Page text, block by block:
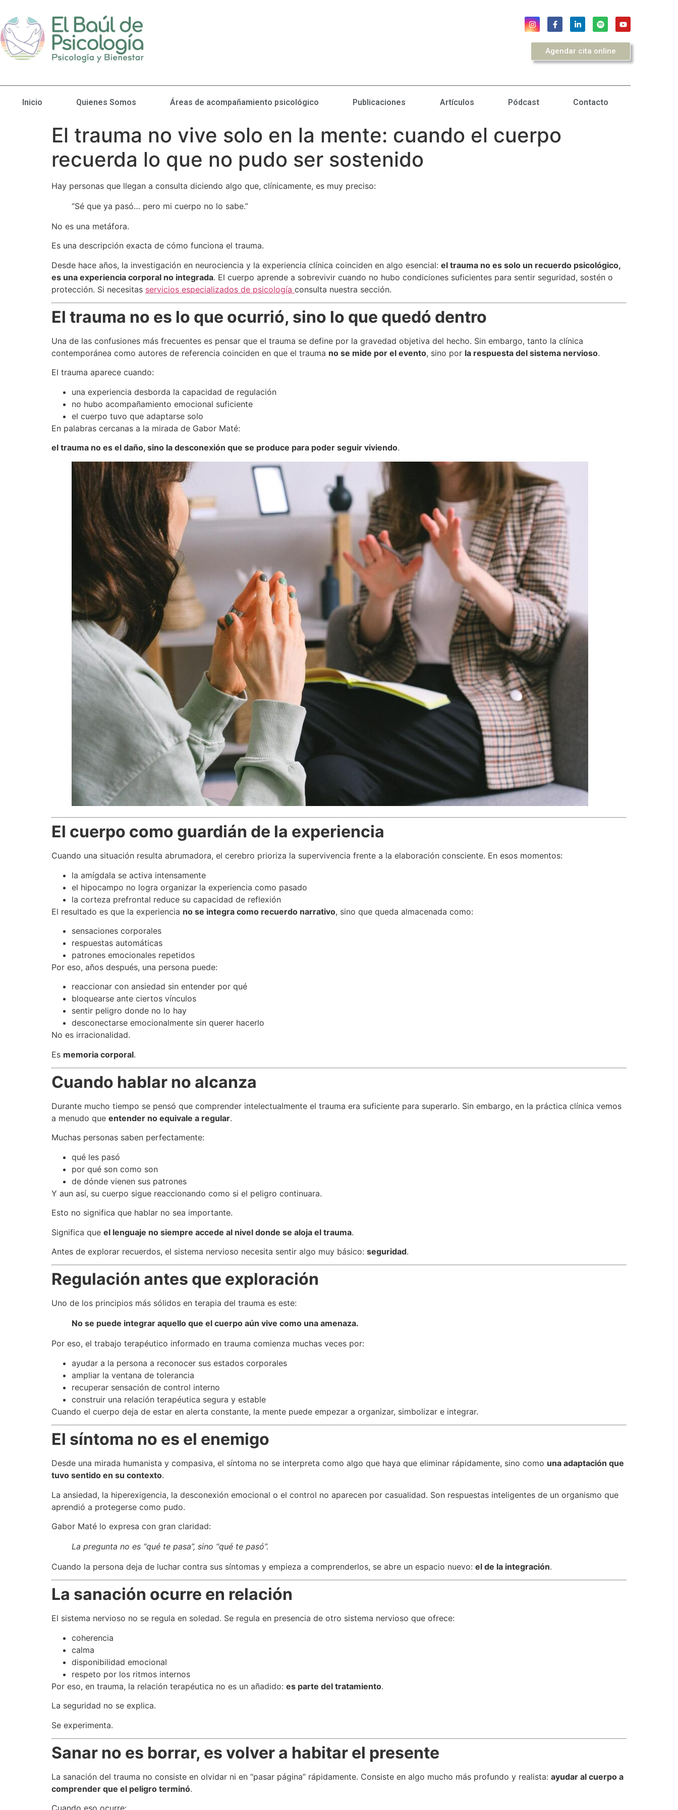
Agendar cita online
Inicio Quienes Somos Áreas de acompañamiento psicológico Publicaciones Artículos Pódcast Contacto
El trauma no vive solo en la mente: cuando el cuerpo
recuerda lo que no pudo ser sostenido
Hay personas que llegan a consulta diciendo algo que, clínicamente, es muy preciso:
“Sé que ya pasó… pero mi cuerpo no lo sabe.”
No es una metáfora.
Es una descripción exacta de cómo funciona el trauma.
Desde hace años, la investigación en neurociencia y la experiencia clínica coinciden en algo esencial: el trauma no es solo un recuerdo psicológico,
es una experiencia corporal no integrada. El cuerpo aprende a sobrevivir cuando no hubo condiciones suficientes para sentir seguridad, sostén o
protección. Si necesitas servicios especializados de psicología consulta nuestra sección.
El trauma no es lo que ocurrió, sino lo que quedó dentro
Una de las confusiones más frecuentes es pensar que el trauma se define por la gravedad objetiva del hecho. Sin embargo, tanto la clínica
contemporánea como autores de referencia coinciden en que el trauma no se mide por el evento, sino por la respuesta del sistema nervioso.
El trauma aparece cuando:
una experiencia desborda la capacidad de regulación
no hubo acompañamiento emocional suficiente
el cuerpo tuvo que adaptarse solo
En palabras cercanas a la mirada de Gabor Maté:
el trauma no es el daño, sino la desconexión que se produce para poder seguir viviendo.
El cuerpo como guardián de la experiencia
Cuando una situación resulta abrumadora, el cerebro prioriza la supervivencia frente a la elaboración consciente. En esos momentos:
la amígdala se activa intensamente
el hipocampo no logra organizar la experiencia como pasado
la corteza prefrontal reduce su capacidad de reflexión
El resultado es que la experiencia no se integra como recuerdo narrativo, sino que queda almacenada como:
sensaciones corporales
respuestas automáticas
patrones emocionales repetidos
Por eso, años después, una persona puede:
reaccionar con ansiedad sin entender por qué
bloquearse ante ciertos vínculos
sentir peligro donde no lo hay
desconectarse emocionalmente sin querer hacerlo
No es irracionalidad.
Es memoria corporal.
Cuando hablar no alcanza
Durante mucho tiempo se pensó que comprender intelectualmente el trauma era suficiente para superarlo. Sin embargo, en la práctica clínica vemos
a menudo que entender no equivale a regular.
Muchas personas saben perfectamente:
qué les pasó
por qué son como son
de dónde vienen sus patrones
Y aun así, su cuerpo sigue reaccionando como si el peligro continuara.
Esto no significa que hablar no sea importante.
Significa que el lenguaje no siempre accede al nivel donde se aloja el trauma.
Antes de explorar recuerdos, el sistema nervioso necesita sentir algo muy básico: seguridad.
Regulación antes que exploración
Uno de los principios más sólidos en terapia del trauma es este:
No se puede integrar aquello que el cuerpo aún vive como una amenaza.
Por eso, el trabajo terapéutico informado en trauma comienza muchas veces por:
ayudar a la persona a reconocer sus estados corporales
ampliar la ventana de tolerancia
recuperar sensación de control interno
construir una relación terapéutica segura y estable
Cuando el cuerpo deja de estar en alerta constante, la mente puede empezar a organizar, simbolizar e integrar.
El síntoma no es el enemigo
Desde una mirada humanista y compasiva, el síntoma no se interpreta como algo que haya que eliminar rápidamente, sino como una adaptación que
tuvo sentido en su contexto.
La ansiedad, la hiperexigencia, la desconexión emocional o el control no aparecen por casualidad. Son respuestas inteligentes de un organismo que
aprendió a protegerse como pudo.
Gabor Maté lo expresa con gran claridad:
La pregunta no es “qué te pasa”, sino “qué te pasó”.
Cuando la persona deja de luchar contra sus síntomas y empieza a comprenderlos, se abre un espacio nuevo: el de la integración.
La sanación ocurre en relación
El sistema nervioso no se regula en soledad. Se regula en presencia de otro sistema nervioso que ofrece:
coherencia
calma
disponibilidad emocional
respeto por los ritmos internos
Por eso, en trauma, la relación terapéutica no es un añadido: es parte del tratamiento.
La seguridad no se explica.
Se experimenta.
Sanar no es borrar, es volver a habitar el presente
La sanación del trauma no consiste en olvidar ni en “pasar página” rápidamente. Consiste en algo mucho más profundo y realista: ayudar al cuerpo a
comprender que el peligro terminó.